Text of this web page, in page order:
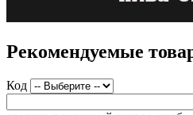
Рекомендуемые
Код